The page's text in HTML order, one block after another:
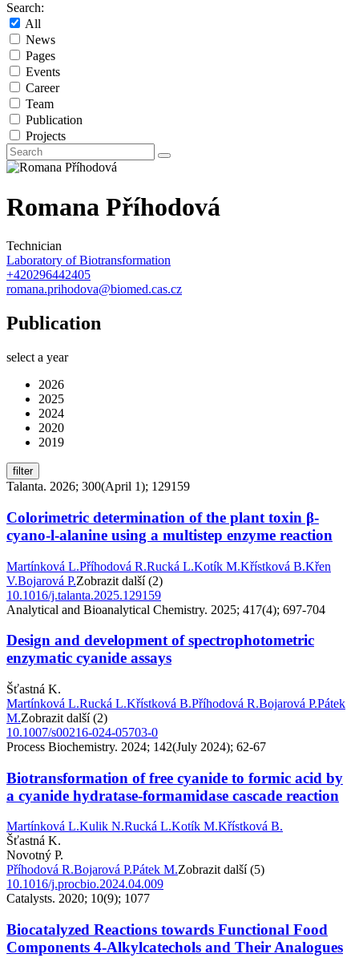
Search:
All
News
Pages
Events
Career
Team
Publication
Projects
Romana Příhodová
Technician
Laboratory of Biotransformation
+420296442405
romana.prihodova@biomed.cas.cz
Publication
select a year
2026
2025
2024
2020
2019
filter
Talanta. 2026; 300(April 1); 129159
Colorimetric determination of the plant toxin β-
cyano-l-alanine using a multistep enzyme reaction
Martínková L.Příhodová R.Rucká L.Kotík M.Křístková B.Křen
V.Bojarová P.Zobrazit další (2)
10.1016/j.talanta.2025.129159
Analytical and Bioanalytical Chemistry. 2025; 417(4); 697-704
Design and development of spectrophotometric
enzymatic cyanide assays
Šťastná K.
Martínková L.Rucká L.Křístková B.Příhodová R.Bojarová P.Pátek
M.Zobrazit další (2)
10.1007/s00216-024-05703-0
Process Biochemistry. 2024; 142(July 2024); 62-67
Biotransformation of free cyanide to formic acid by
a cyanide hydratase-formamidase cascade reaction
Martínková L.Kulik N.Rucká L.Kotík M.Křístková B.
Šťastná K.
Novotný P.
Příhodová R.Bojarová P.Pátek M.Zobrazit další (5)
10.1016/j.procbio.2024.04.009
Catalysts. 2020; 10(9); 1077
Biocatalyzed Reactions towards Functional Food
Components 4-Alkylcatechols and Their Analogues